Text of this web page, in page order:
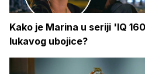
Kako je Marina u seriji 'IQ
lukavog ubojice?